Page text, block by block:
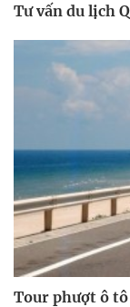
Tư vấn du lịch
Tour phượt ô